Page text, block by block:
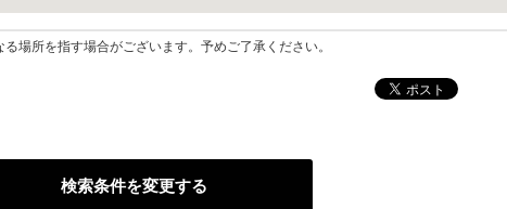
場所を指す場合がございます。予めご了承ください。
検索条件を変更する